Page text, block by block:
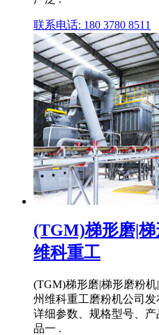
联系电话: 180 3780 8511
(TGM)梯形磨|
维科重工
(TGM)梯形磨|梯形磨粉
州维科重工磨粉机公司发
详细参数、规格型号、
品一 .